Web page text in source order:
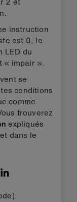
instruction
est 0, le
LED du
« impair ».
se
conditions
comme
trouverez
expliqués
et dans le